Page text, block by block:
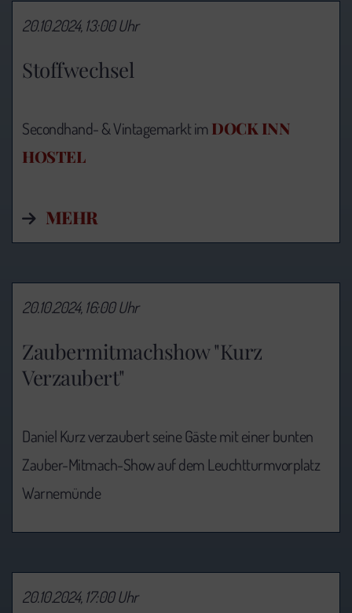
Stoffwechsel
20.10.2024, 13:00 Uhr
Secondhand- & Vintagemarkt imDOCK INN
HOSTEL
MEHR
Zaubermitmachshow "Kurz
Verzaubert"
20.10.2024, 16:00 Uhr
Daniel Kurz verzaubert seine Gäste mit einer bunten
Zauber-Mitmach-Show auf dem Leuchtturmvorplatz
Warnemünde
20.10.2024, 17:00 Uhr